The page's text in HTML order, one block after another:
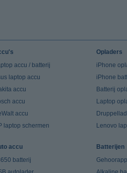
accu / batterij
laptop accu
accu
accu
accu
laptop schermen
Opladers
iPhone
iPhone
Batterij
Laptop
Lenovo
accu
batterij
Batterijen